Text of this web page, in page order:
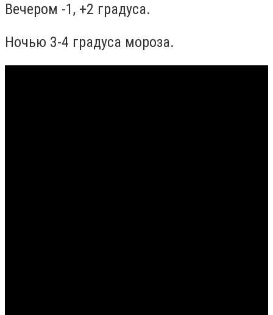
Вечером -1, +2 градуса.
Ночью 3-4 градуса мороза.